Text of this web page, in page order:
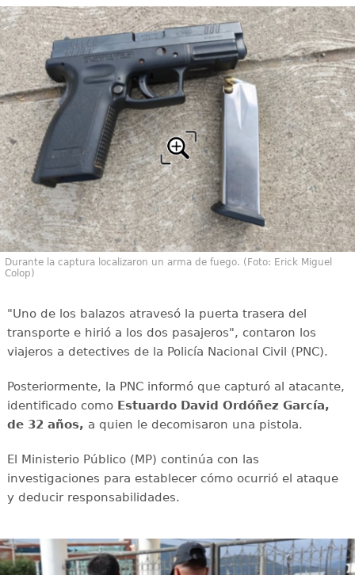
Durante la captura localizaron un arma de fuego. (Foto: Erick Miguel
Colop)
"Uno de los balazos atravesó la puerta trasera del
transporte e hirió a los dos pasajeros", contaron los
viajeros a detectives de la Policía Nacional Civil (PNC).
Posteriormente, la PNC informó que capturó al atacante,
identificado como Estuardo David Ordóñez García,
de 32 años, a quien le decomisaron una pistola.
El Ministerio Público (MP) continúa con las
investigaciones para establecer cómo ocurrió el ataque
y deducir responsabilidades.